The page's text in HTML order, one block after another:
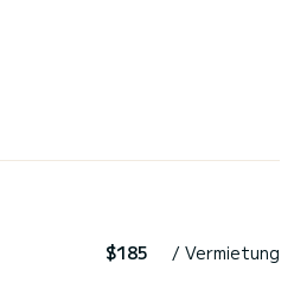
$185 / Vermietung